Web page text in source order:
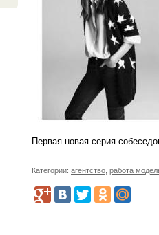
Первая новая серия
Категории: агентство работа